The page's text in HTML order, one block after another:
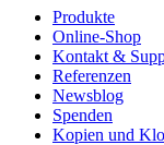
Produkte
Online-Shop
Kontakt &
Referenzen
Newsblog
Spenden
Kopien und